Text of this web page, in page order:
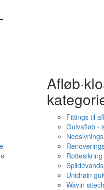
Fittings til
Gulvafløb -
Rottesikring
Unidrain
Wavin